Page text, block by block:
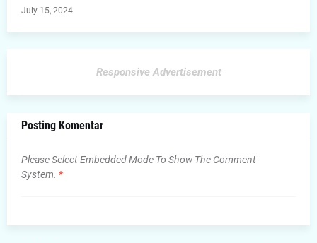
July 15, 2024
Responsive Advertisement
Posting Komentar
Please Select Embedded Mode To Show The Comment
System. *